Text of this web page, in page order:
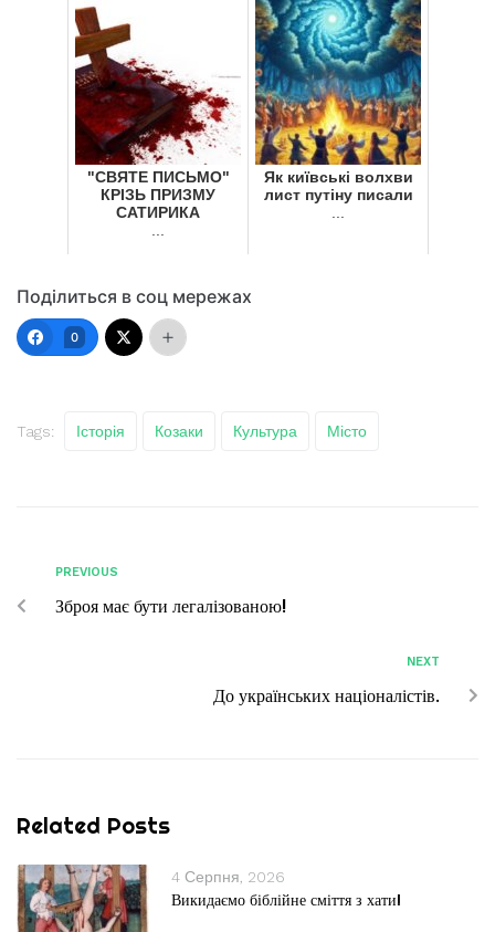
"СВЯТЕ ПИСЬМО"
КРІЗЬ ПРИЗМУ
САТИРИКА
...
Як київські волхви
лист путіну писали
...
Поділиться в соц мережах
0
Tags: Історія Козаки Культура Місто
PREVIOUS
Зброя має бути легалізованою!
NEXT
До українських націоналістів.
Related Posts
4 Серпня, 2026
Викидаємо біблійне сміття з хати!